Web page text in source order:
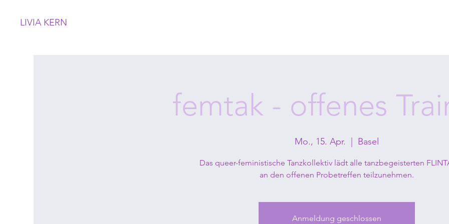
LIVIA KERN
femtak - offenes
Mo., 15. Apr. Basel
Das queer-feministische Tanzkollektiv lädt alle tanzbegeisterten
an den offenen Probetreffen teilzunehmen.
Anmeldung geschlossen